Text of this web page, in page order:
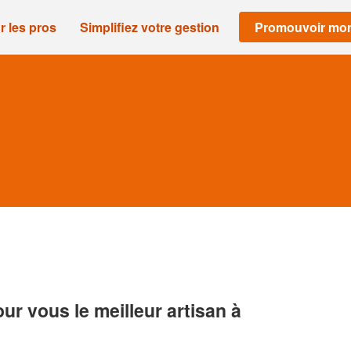
les pros Simplifiez votre gestion Promouvoir
vous le meilleur artisan à